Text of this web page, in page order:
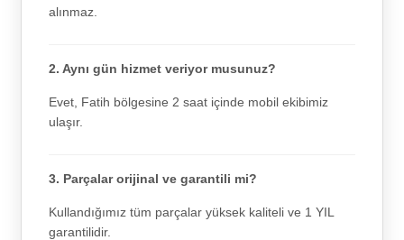
alınmaz.
2. Aynı gün hizmet veriyor musunuz?
Evet, Fatih bölgesine 2 saat içinde mobil ekibimiz
ulaşır.
3. Parçalar orijinal ve garantili mi?
Kullandığımız tüm parçalar yüksek kaliteli ve 1 YIL
garantilidir.